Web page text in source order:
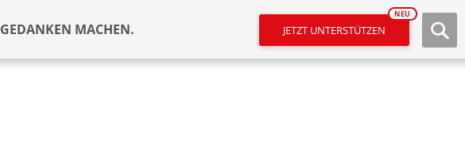
MACHEN. JETZT UNTERSTÜTZEN
NEU